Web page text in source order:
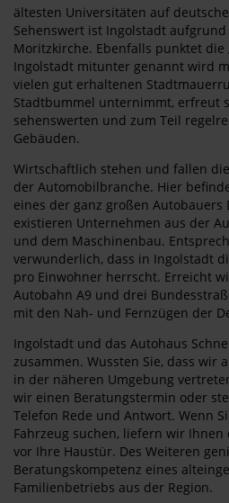
ältesten Universitäten auf
Sehenswert ist Ingolstadt
Moritzkirche. Ebenfalls punktet die
Ingolstadt mitunter genannt wird
vielen gut erhaltenen
Stadtbummel unternimmt, erfreut
sehenswerten und zum Teil
Gebäuden.
Wirtschaftlich stehen und fallen
der Automobilbranche. Hier
eines der ganz großen
existieren Unternehmen aus der
und dem Maschinenbau.
verwunderlich, dass in Ingolstadt
pro Einwohner herrscht. Erreicht
Autobahn A9 und drei
mit den Nah- und Fernzügen der
Ingolstadt und das Autohaus
zusammen. Wussten Sie, dass wir
in der näheren Umgebung
wir einen Beratungstermin oder
Telefon Rede und Antwort. Wenn
Fahrzeug suchen, liefern wir
vor Ihre Haustür. Des Weiteren
Beratungskompetenz eines
Familienbetriebs aus der Region.